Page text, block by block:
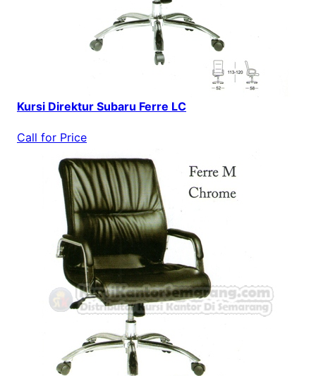
Kursi Direktur Subaru Ferre LC
Call for Price